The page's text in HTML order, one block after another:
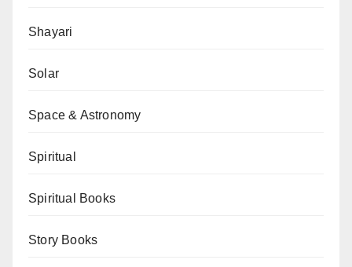
Shayari
Solar
Space & Astronomy
Spiritual
Spiritual Books
Story Books